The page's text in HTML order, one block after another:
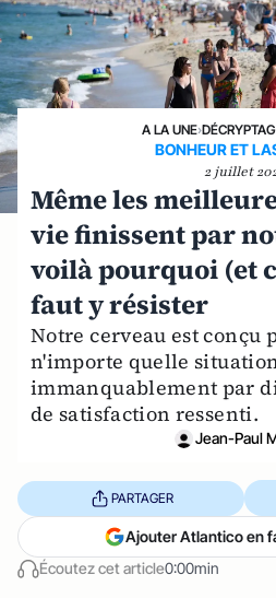
A LA UNE›
BONHEUR ET
2 juillet
Même les
vie finissent par
voilà pourquoi (et
faut y résister
Notre cerveau est conçu
n'importe quelle
immanquablement par
de satisfaction ressenti.
Jean-Paul
Écoutez cet article0:00min
PARTAGER
Ajouter Atlantico en